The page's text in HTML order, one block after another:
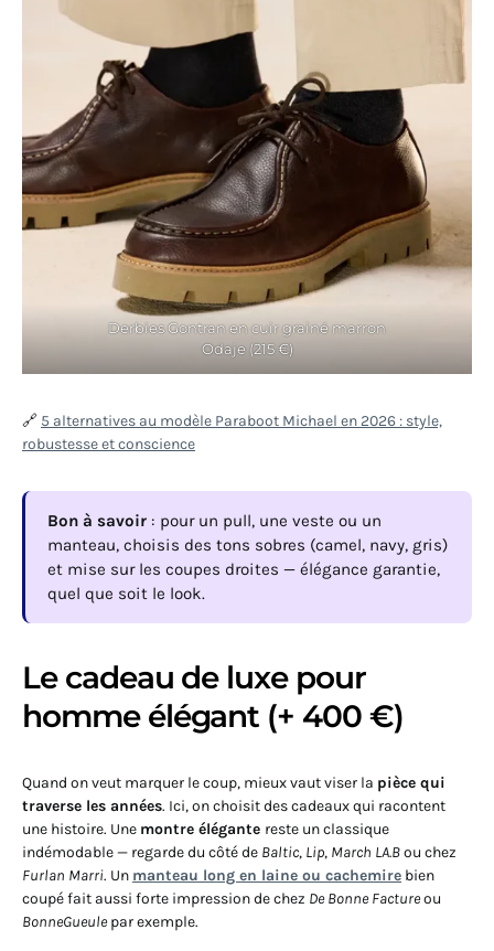
Derbies Gontran en cuir grainé marron
Odaje (215 €)
🔗 5 alternatives au modèle Paraboot Michael en 2026 : style,
robustesse et conscience
Bon à savoir : pour un pull, une veste ou un
manteau, choisis des tons sobres (camel, navy, gris)
et mise sur les coupes droites — élégance garantie,
quel que soit le look.
Le cadeau de luxe pour
homme élégant (+ 400 €)
Quand on veut marquer le coup, mieux vaut viser la pièce qui
traverse les années. Ici, on choisit des cadeaux qui racontent
une histoire. Une montre élégante reste un classique
indémodable — regarde du côté de Baltic, Lip, March LA.Bou chez
Furlan Marri. Un manteau long en laine ou cachemire bien
coupé fait aussi forte impression de chez De Bonne Factureou
BonneGueulepar exemple.